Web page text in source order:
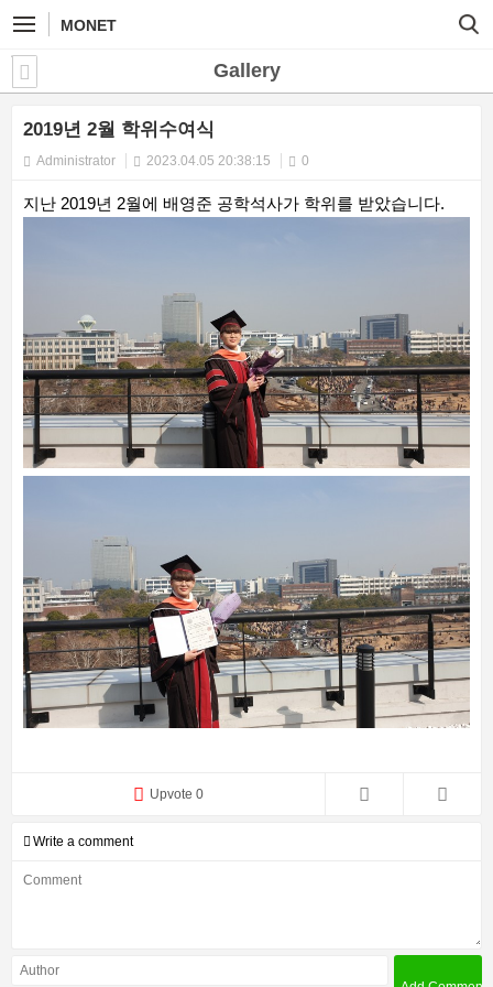
MONET
Gallery
2019년 2월 학위수여식
Administrator 2023.04.05 20:38:15 0
지난 2019년 2월에 배영준 공학석사가 학위를 받았습니다.
Upvote 0
Write a comment